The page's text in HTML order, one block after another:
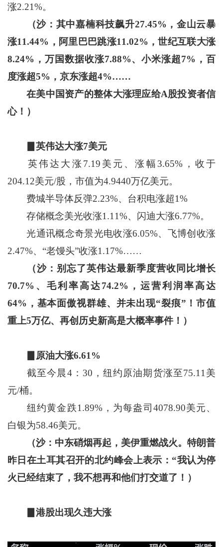
涨2.21%。
（沙：其中嘉楠科技飙升27.45%，金山云暴
涨11.44%，阿里巴巴跳涨11.02%，世纪互联大涨
8.24%，万国数据收涨7.88%、小米涨超7%，百
度涨超5%，京东涨超4%……
在美中国资产的整体大涨理应给A股投资者信
心！）
▊英伟达大涨7美元
英伟达大涨7.19美元、涨幅3.65%，收于
204.12美元/股，市值为4.9440万亿美元。
费城半导体反弹2.23%、台积电涨超1%
存储概念美光收涨1.11%、闪迪大涨6.77%。
光通讯概念奇景光电收涨6.05%、飞博创收涨
2.47%、“老馒头”收涨1.17%……
（沙：别忘了英伟达最新季度营收同比增长
70.7%、毛利率高达74.2%，运营利润率高达
64%，基本面傲视群雄、并未出现“裂痕”！市值
重上5万亿、再创历史新高是大概率事件！）
▊原油大涨6.61%
截至今晨4：30，纽约原油期货涨至75.11美
元/桶。
纽约黄金跌1.89%，为每盎司4078.90美元、
白银为58.46美元。
（沙：中东硝烟再起，美伊重燃战火。特朗普
昨日在土耳其召开的北约峰会上表示：“我认为停
火已经结束了，我不想再和他们打交道了！）
▊港股出现久违大涨